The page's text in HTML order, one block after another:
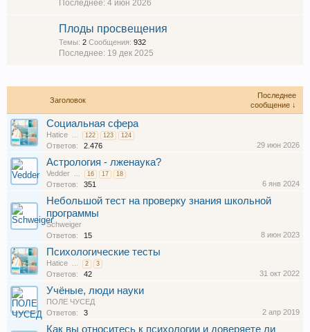
4 июн 2026
Плоды просвещения
Темы: 2 Сообщения: 932
19 дек 2025
Заголовок
Последнее
сообщение ↓
Социальная сфера
Hatice ... 122 123 124
Ответов: 2.476 29 июн 2026
Астрология - лженаука?
Vedder ... 16 17 18
Ответов: 351 6 янв 2024
Небольшой тест на проверку знания школьной
программы
Schweiger
Ответов:
15 8 июн 2023
Психологические тесты
Hatice ... 2 3
Ответов: 42 31 окт 2022
Учёные, люди науки
ПОЛЕ ЧУСЕД
Ответов:
3 2 апр 2019
Как вы относитесь к психологии и доверяете ли